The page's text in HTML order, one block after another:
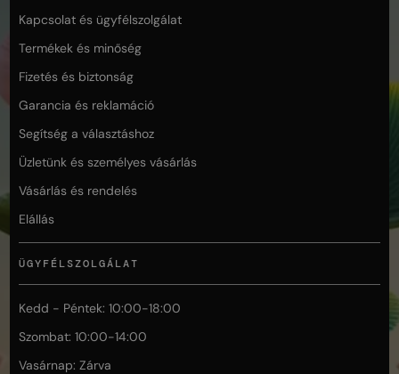
Kapcsolat és ügyfélszolgálat
Termékek és minőség
Fizetés és biztonság
Garancia és reklamáció
Segítség a választáshoz
Üzletünk és személyes vásárlás
Vásárlás és rendelés
Elállás
ÜGYFÉLSZOLGÁLAT
Kedd - Péntek: 10:00-18:00
Szombat: 10:00-14:00
Vasárnap: Zárva